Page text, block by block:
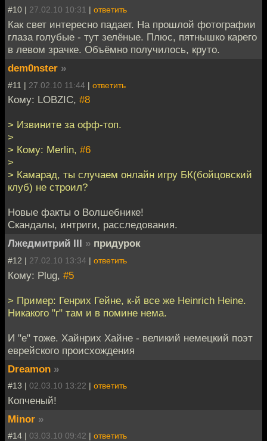
#10 | 27.02.10 10:31 | ответить
Как свет интересно падает. На прошлой фотографии
глаза голубые - тут зелёные. Плюс, пятнышко карего
в левом зрачке. Объёмно получилось, круто.
dem0nster »
#11 | 27.02.10 11:44 | ответить
Кому: LOBZIC, #8
> Извините за офф-топ.
>
> Кому: Merlin, #6
>
> Камарад, ты случаем онлайн игру БК(бойцовский
клуб) не строил?
Новые факты о Волшебнике!
Скандалы, интриги, расследования.
Лжедмитрий III » придурок
#12 | 27.02.10 13:34 | ответить
Кому: Plug, #5
> Пример: Генрих Гейне, к-й все же Heinrich Heine.
Никакого "г" там и в помине нема.
И "е" тоже. Хайнрих Хайне - великий немецкий поэт
еврейского происхождения
Dreamon »
#13 | 02.03.10 13:22 | ответить
Копченый!
Minor »
#14 | 03.03.10 09:42 | ответить